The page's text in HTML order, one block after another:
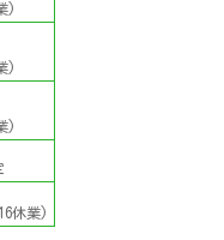
)
)
)
休業)